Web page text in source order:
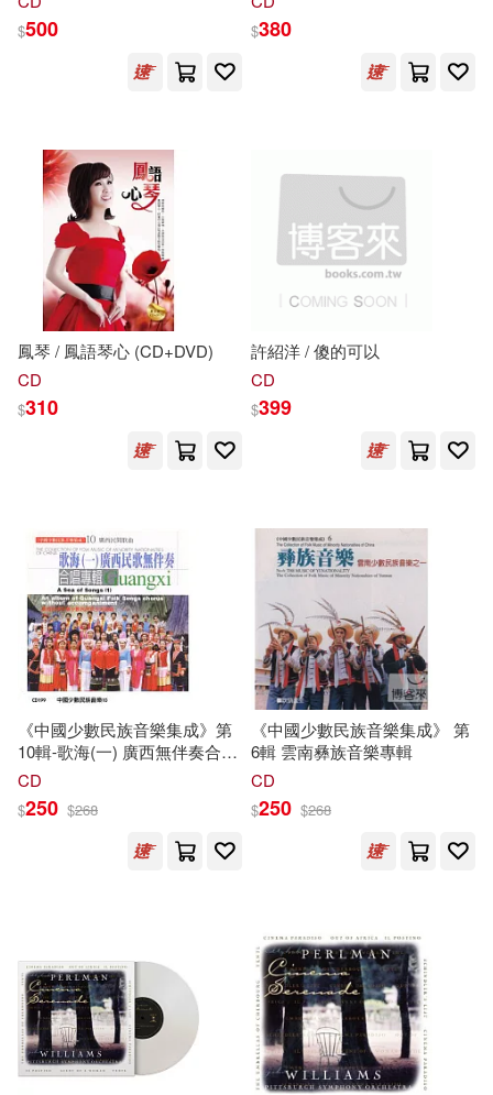
何占豪(1)
兒童的科學編輯部(1)
冰心等(1)
凱特爾．畢揚斯達(1)
劉小靜，劉驊，鄧琤（主編）(1)
劉鎮波(1)
吉永裕一(1) 吳世德(1)
吳章鴻 吳純著(1) 姬驊(1)
安雅琴(1)
宮脇俊郎(1)
小川智也(1)
巴赫 作曲 胡麗敏 注釋(1)
幼福編輯部(1)
Kings College(2)
Solo Musica(2)
warner music(2)
シンコーミュージック(2)
中國戲劇出版社(2)
千華駐科技(2)
吉林出版集團有限責任公司(2)
同心出版社(2) 小魯文化(2)
廣陵書社(2)
汕頭大學出版社(2)
秀威經典(2) 科學出版社(2)
華中師範大學出版社(2)
$500 $380
鳳琴 / 鳳語琴心 (CD+DVD)
CD
$310
許紹洋 / 傻的可以
CD
$399
《中國少數民族音樂集成》第
10輯-歌海(一) 廣西無伴奏合唱
專輯
CD
$250 $268
《中國少數民族音樂集成》 第
6輯 雲南彝族音樂專輯
CD
$250 $268